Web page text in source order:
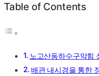
Table of Contents
노고산동하수구막힘
배관 내시경을 통한